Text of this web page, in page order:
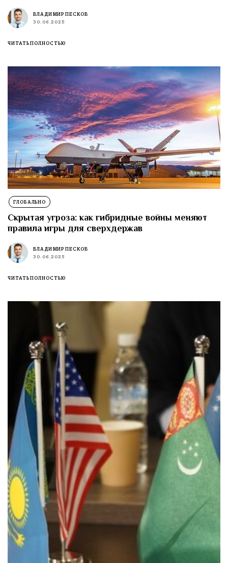
ВЛАДИМИР ПЕСКОВ
30.06.2025
ЧИТАТЬ ПОЛНОСТЬЮ
ГЛОБАЛЬНО
Скрытая угроза: как гибридные войны меняют
правила игры для сверхдержав
ВЛАДИМИР ПЕСКОВ
30.06.2025
ЧИТАТЬ ПОЛНОСТЬЮ